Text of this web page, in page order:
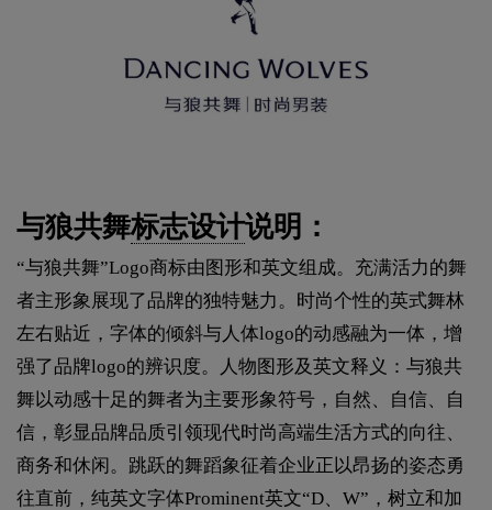
与狼共舞标志设计说明：
“与狼共舞”Logo商标由图形和英文组成。充满活力的舞
者主形象展现了品牌的独特魅力。时尚个性的英式舞林
左右贴近，字体的倾斜与人体logo的动感融为一体，增
强了品牌logo的辨识度。人物图形及英文释义：与狼共
舞以动感十足的舞者为主要形象符号，自然、自信、自
信，彰显品牌品质引领现代时尚高端生活方式的向往、
商务和休闲。跳跃的舞蹈象征着企业正以昂扬的姿态勇
往直前，纯英文字体Prominent英文“D、W”，树立和加